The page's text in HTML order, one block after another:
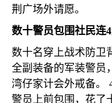
荆广场外请愿。
数十警员包围社民连4
数十名穿上战术防卫
全副装备的军装警员
湾仔家计会外戒备。
警员上前包围，花了